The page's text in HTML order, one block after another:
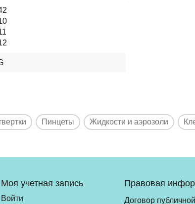
Пинцеты Жидкости и аэрозоли
Моя учетная запись
Войти
Правовая
Договор